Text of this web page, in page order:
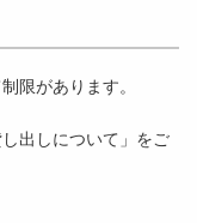
限があります。
出しについて」をご